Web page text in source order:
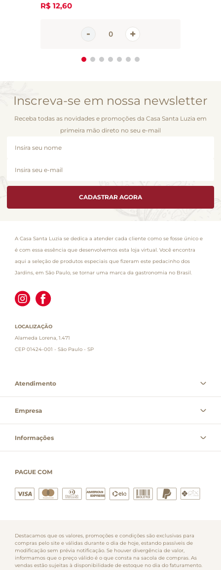
R$ 12,60
Inscreva-se em nossa newsletter
Receba todas as novidades e promoções da Casa Santa Luzia em
primeira mão direto no seu e-mail
CADASTRAR AGORA
A Casa Santa Luzia se dedica a atender cada cliente como se fosse único e
é com essa essência que desenvolvemos esta loja virtual. Você encontra
aqui a seleção de produtos especiais que fizeram este pedacinho dos
Jardins, em São Paulo, se tornar uma marca da gastronomia no Brasil.
LOCALIZAÇÃO
Alameda Lorena, 1.471
CEP 01424-001 - São Paulo - SP
Atendimento
Empresa
Informações
PAGUE COM
Destacamos que os valores, promoções e condições são exclusivas para
compras pelo site e válidas durante o dia de hoje, estando passíveis de
modificação sem prévia notificação. Se houver divergência de valor,
informamos que o preço válido é o que consta na sacola de compras. As
vendas estão sujeitas à disponibilidade de estoque no dia do faturamento.